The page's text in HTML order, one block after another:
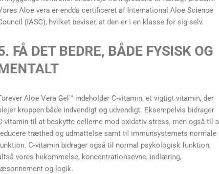
Aloe vera er endda certificeret af International Aloe Science
(IASC), hvilket beviser, at den er i en klasse for sig selv.
FÅ DET BEDRE, BÅDE FYSISK OG
Aloe Vera Gel™ indeholder C-vitamin, et vigtigt vitamin, der
kroppen både indvendigt og udvendigt. Eksempelvis bidrager
vitamin til at beskytte cellerne mod oxidativ stress, men også til
træthed og udmattelse samt til immunsystemets normale
C-vitamin bidrager også til normal psykologisk funktion,
vores hukommelse, koncentrationsevne, indlæring,
og logik.